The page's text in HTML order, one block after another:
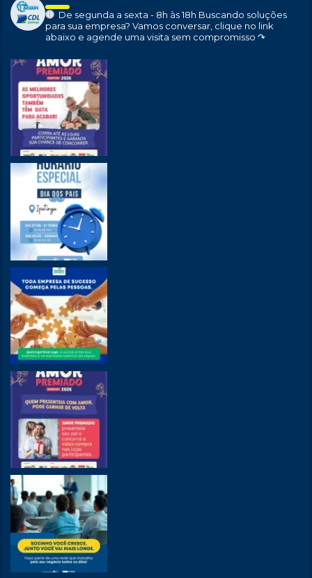
De segunda a sexta - 8h às 18h Buscando soluções
para sua empresa? Vamos conversar, clique no link
abaixo e agende uma visita sem compromisso ↷